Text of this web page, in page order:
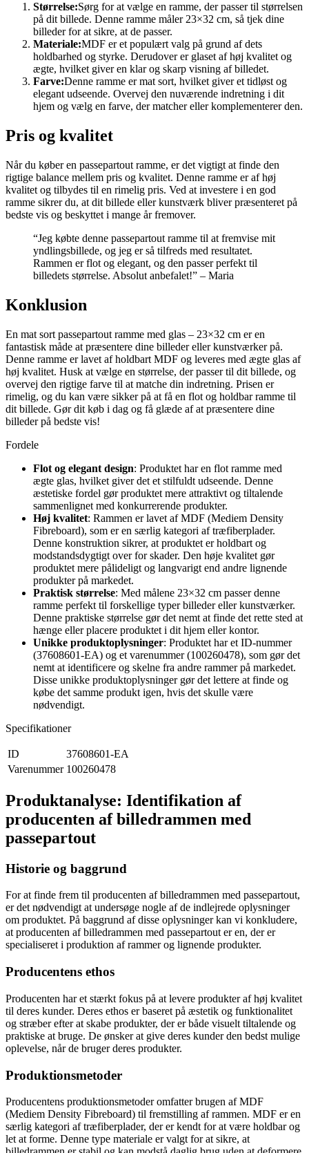
Størrelse:Sørg for at vælge en ramme, der passer til størrelsen
på dit billede. Denne ramme måler 23×32 cm, så tjek dine
billeder for at sikre, at de passer.
Materiale:MDF er et populært valg på grund af dets
holdbarhed og styrke. Derudover er glaset af høj kvalitet og
ægte, hvilket giver en klar og skarp visning af billedet.
Farve:Denne ramme er mat sort, hvilket giver et tidløst og
elegant udseende. Overvej den nuværende indretning i dit
hjem og vælg en farve, der matcher eller komplementerer den.
Pris og kvalitet
Når du køber en passepartout ramme, er det vigtigt at finde den
rigtige balance mellem pris og kvalitet. Denne ramme er af høj
kvalitet og tilbydes til en rimelig pris. Ved at investere i en god
ramme sikrer du, at dit billede eller kunstværk bliver præsenteret på
bedste vis og beskyttet i mange år fremover.
“Jeg købte denne passepartout ramme til at fremvise mit
yndlingsbillede, og jeg er så tilfreds med resultatet.
Rammen er flot og elegant, og den passer perfekt til
billedets størrelse. Absolut anbefalet!” – Maria
Konklusion
En mat sort passepartout ramme med glas – 23×32 cm er en
fantastisk måde at præsentere dine billeder eller kunstværker på.
Denne ramme er lavet af holdbart MDF og leveres med ægte glas af
høj kvalitet. Husk at vælge en størrelse, der passer til dit billede, og
overvej den rigtige farve til at matche din indretning. Prisen er
rimelig, og du kan være sikker på at få en flot og holdbar ramme til
dit billede. Gør dit køb i dag og få glæde af at præsentere dine
billeder på bedste vis!
Fordele
Flot og elegant design: Produktet har en flot ramme med
ægte glas, hvilket giver det et stilfuldt udseende. Denne
æstetiske fordel gør produktet mere attraktivt og tiltalende
sammenlignet med konkurrerende produkter.
Høj kvalitet: Rammen er lavet af MDF (Mediem Density
Fibreboard), som er en særlig kategori af træfiberplader.
Denne konstruktion sikrer, at produktet er holdbart og
modstandsdygtigt over for skader. Den høje kvalitet gør
produktet mere pålideligt og langvarigt end andre lignende
produkter på markedet.
Praktisk størrelse: Med målene 23×32 cm passer denne
ramme perfekt til forskellige typer billeder eller kunstværker.
Denne praktiske størrelse gør det nemt at finde det rette sted at
hænge eller placere produktet i dit hjem eller kontor.
Unikke produktoplysninger: Produktet har et ID-nummer
(37608601-EA) og et varenummer (100260478), som gør det
nemt at identificere og skelne fra andre rammer på markedet.
Disse unikke produktoplysninger gør det lettere at finde og
købe det samme produkt igen, hvis det skulle være
nødvendigt.
Specifikationer
ID
37608601-EA
Varenummer 100260478
Produktanalyse: Identifikation af
producenten af billedrammen med
passepartout
Historie og baggrund
For at finde frem til producenten af billedrammen med passepartout,
er det nødvendigt at undersøge nogle af de indlejrede oplysninger
om produktet. På baggrund af disse oplysninger kan vi konkludere,
at producenten af billedrammen med passepartout er en, der er
specialiseret i produktion af rammer og lignende produkter.
Producentens ethos
Producenten har et stærkt fokus på at levere produkter af høj kvalitet
til deres kunder. Deres ethos er baseret på æstetik og funktionalitet
og stræber efter at skabe produkter, der er både visuelt tiltalende og
praktiske at bruge. De ønsker at give deres kunder den bedst mulige
oplevelse, når de bruger deres produkter.
Produktionsmetoder
Producentens produktionsmetoder omfatter brugen af MDF
(Mediem Density Fibreboard) til fremstilling af rammen. MDF er en
særlig kategori af træfiberplader, der er kendt for at være holdbar og
let at forme. Denne type materiale er valgt for at sikre, at